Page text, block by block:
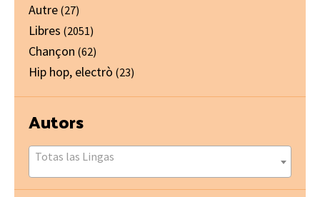
Autre (27)
Libres (2051)
Chançon (62)
Hip hop, electrò (23)
Autors
Totas las Lingas